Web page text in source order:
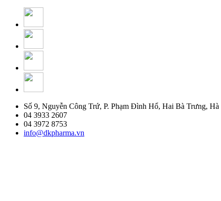
Số 9, Nguyễn Công Trứ, P. Phạm Đình Hổ, Hai Bà Trưng, Hà
04 3933 2607
04 3972 8753
info@dkpharma.vn